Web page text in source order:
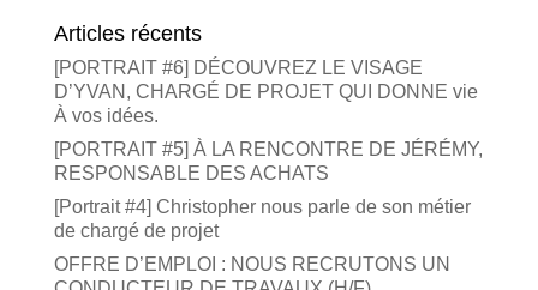
Articles récents
[PORTRAIT #6] DÉCOUVREZ LE VISAGE
D’YVAN, CHARGÉ DE PROJET QUI DONNE vie
À vos idées.
[PORTRAIT #5] À LA RENCONTRE DE JÉRÉMY,
RESPONSABLE DES ACHATS
[Portrait #4] Christopher nous parle de son métier
de chargé de projet
OFFRE D’EMPLOI : NOUS RECRUTONS UN